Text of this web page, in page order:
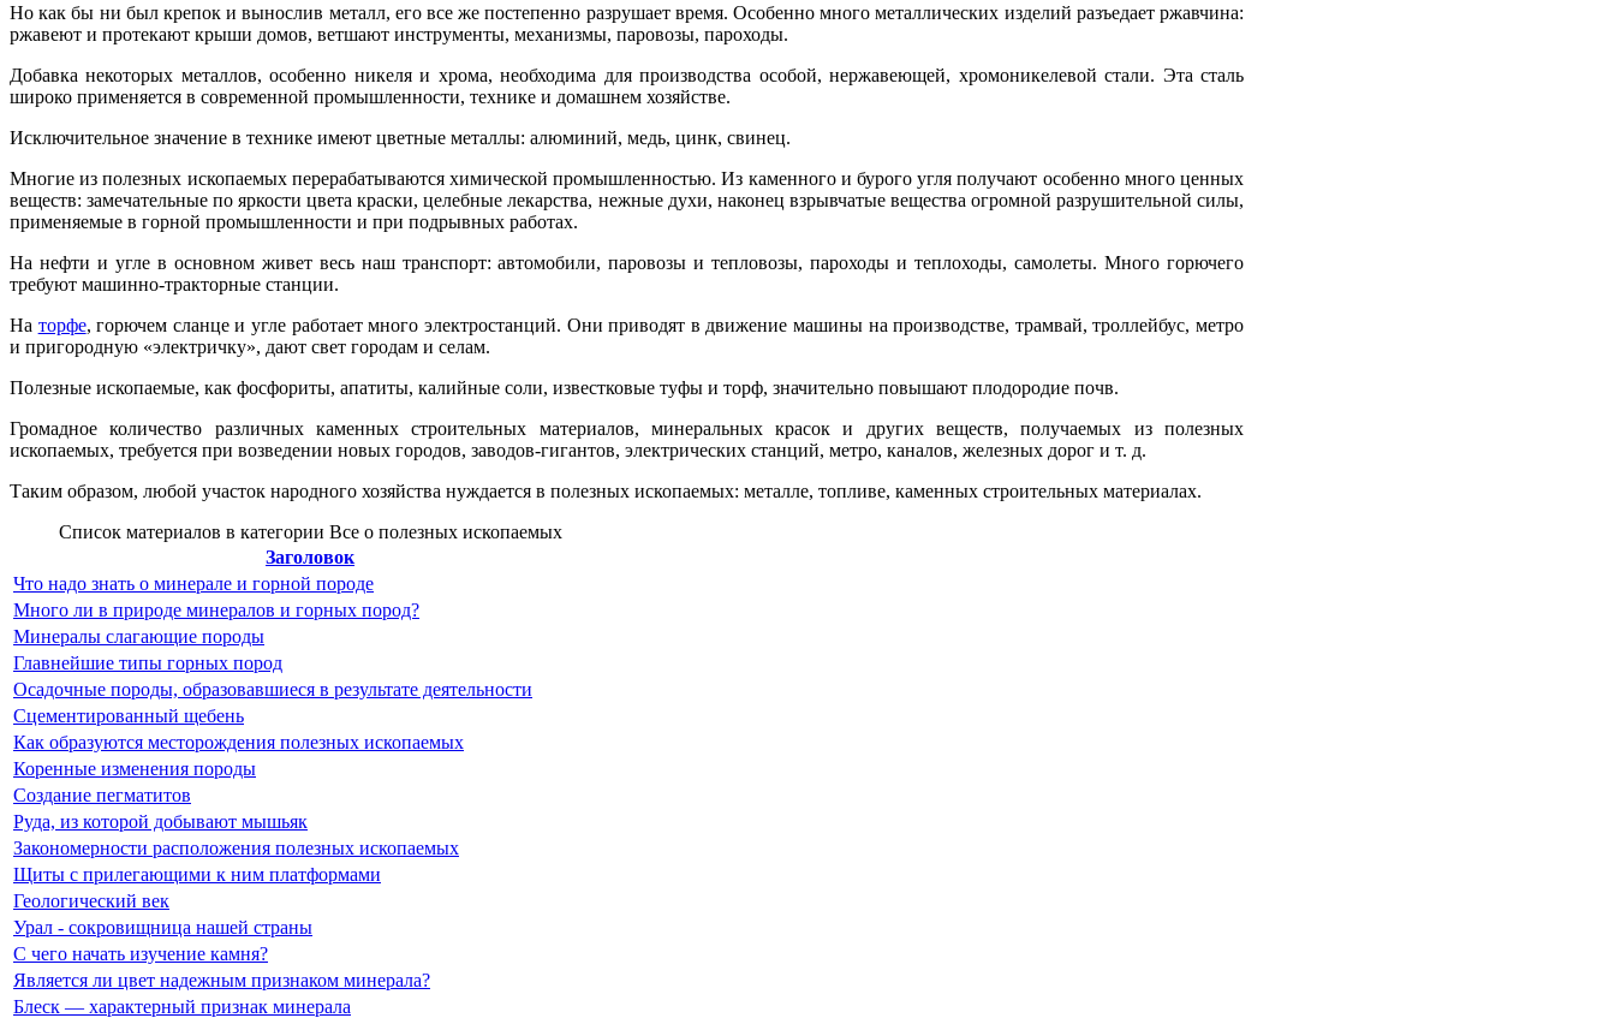
Но как бы ни был крепок и вынослив металл, его все же постепенно разрушает время. Особенно много металлических изделий разъедает ржавчина:
ржавеют и протекают крыши домов, ветшают инструменты, механизмы, паровозы, пароходы.
Добавка некоторых металлов, особенно никеля и хрома, необходима для производства особой, нержавеющей, хромоникелевой стали. Эта сталь
широко применяется в современной промышленности, технике и домашнем хозяйстве.
Исключительное значение в технике имеют цветные металлы: алюминий, медь, цинк, свинец.
Многие из полезных ископаемых перерабатываются химической промышленностью. Из каменного и бурого угля получают особенно много ценных
веществ: замечательные по яркости цвета краски, целебные лекарства, нежные духи, наконец взрывчатые вещества огромной разрушительной силы,
применяемые в горной промышленности и при подрывных работах.
На нефти и угле в основном живет весь наш транспорт: автомобили, паровозы и тепловозы, пароходы и теплоходы, самолеты. Много горючего
требуют машинно-тракторные станции.
На торфе, горючем сланце и угле работает много электростанций. Они приводят в движение машины на производстве, трамвай, троллейбус, метро
и пригородную «электричку», дают свет городам и селам.
Полезные ископаемые, как фосфориты, апатиты, калийные соли, известковые туфы и торф, значительно повышают плодородие почв.
Громадное количество различных каменных строительных материалов, минеральных красок и других веществ, получаемых из полезных
ископаемых, требуется при возведении новых городов, заводов-гигантов, электрических станций, метро, каналов, железных дорог и т. д.
Таким образом, любой участок народного хозяйства нуждается в полезных ископаемых: металле, топливе, каменных строительных материалах.
Список материалов в категории Все о полезных ископаемых
Заголовок
Что надо знать о минерале и горной породе
Много ли в природе минералов и горных пород?
Минералы слагающие породы
Главнейшие типы горных пород
Осадочные породы, образовавшиеся в результате деятельности
Сцементированный щебень
Как образуются месторождения полезных ископаемых
Коренные изменения породы
Создание пегматитов
Руда, из которой добывают мышьяк
Закономерности расположения полезных ископаемых
Щиты с прилегающими к ним платформами
Геологический век
Урал - сокровищница нашей страны
С чего начать изучение камня?
Является ли цвет надежным признаком минерала?
Блеск — характерный признак минерала